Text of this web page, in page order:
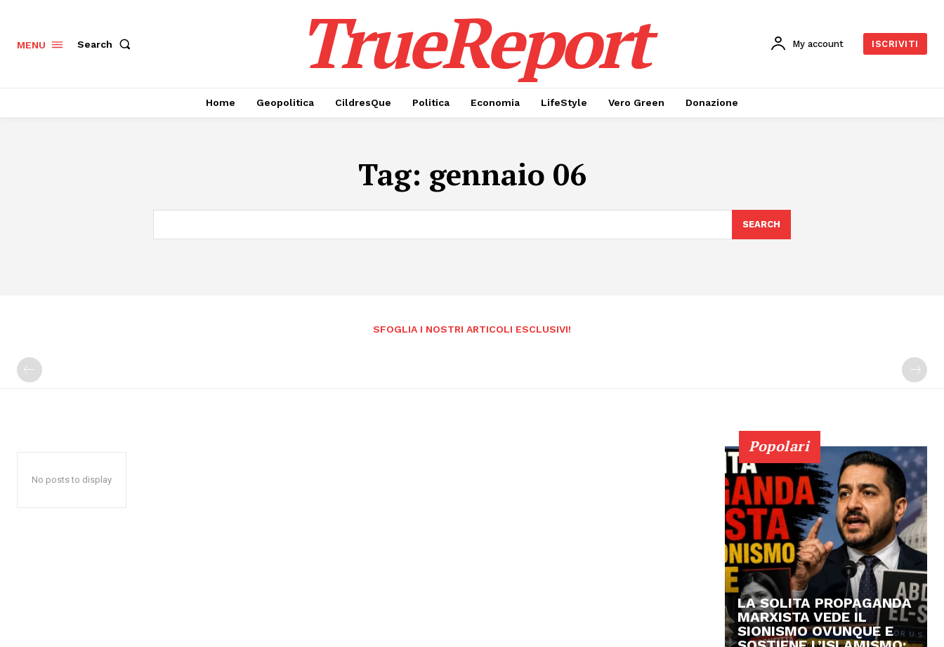
MENU Search TrueReport My account ISCRIVITI
Home Geopolitica CildresQue Politica Economia LifeStyle Vero Green Donazione
Tag: gennaio 06
SEARCH
SFOGLIA I NOSTRI ARTICOLI ESCLUSIVI!
No posts to display
Popolari
LA SOLITA PROPAGANDA
MARXISTA VEDE IL
SIONISMO OVUNQUE E